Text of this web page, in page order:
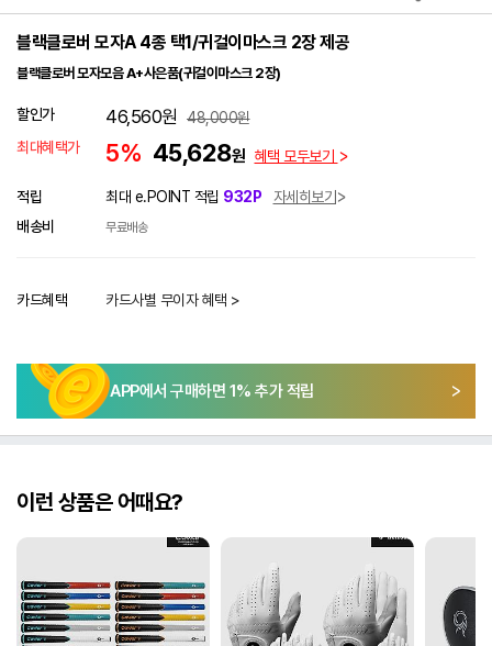
블랙클로버 모자A 4종 택1/귀걸이마스크 2장 제공
블랙클로버 모자모음 A+사은품(귀걸이마스크 2장)
할인가 46,560원 48,000원
최대혜택가
5% 45,628원 혜택 모두보기
적립 최대 e.POINT 적립 932P
자세히보기
배송비
무료배송
카드혜택 카드사별 무이자 혜택 >
APP에서 구매하면 1% 추가 적립
이런 상품은 어때요?